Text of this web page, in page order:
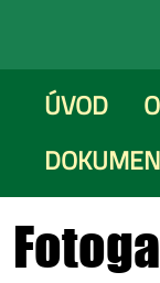
ÚVOD